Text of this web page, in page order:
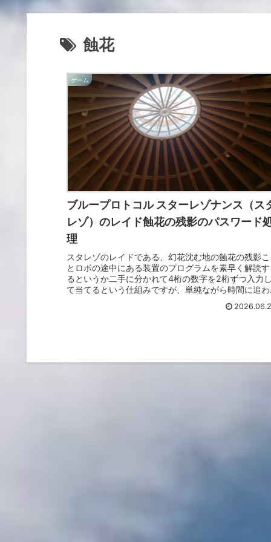
蝕花
ゲーム
ブループロトコル スターレゾナンス（ス
レゾ）のレイド蝕花の残影のパスワード
理
スタレゾのレイドである、幻花沈む地の蝕花の残影こ
とロボの途中にある装置のプログラムを素早く解読す
るというか二手に分かれて4桁の数字を2桁ずつ入力
て当てるという仕組みですが、単純ながら時間に追わ